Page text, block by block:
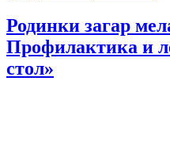
Родинки загар
Профилактика и
стол»